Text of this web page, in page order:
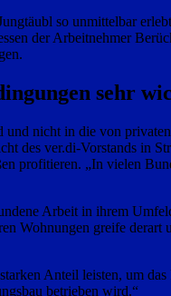
so unmittelbar
der Arbeitnehmer
sehr
nicht in die von
des ver.di-Vorstands in
profitieren. „In vielen
Arbeit in ihrem
Wohnungen greife
Anteil leisten, um
betrieben wird.“